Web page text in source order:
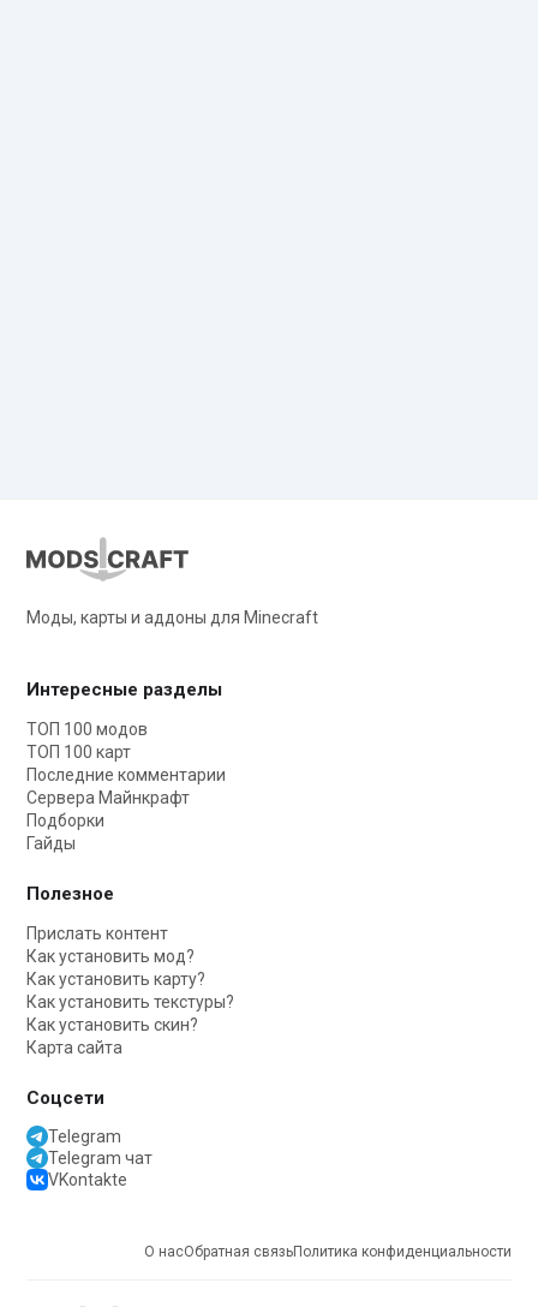
Моды, карты и аддоны для Minecraft
Интересные разделы
ТОП 100 модов
ТОП 100 карт
Последние комментарии
Сервера Майнкрафт
Подборки
Гайды
Полезное
Прислать контент
Как установить мод?
Как установить карту?
Как установить текстуры?
Как установить скин?
Карта сайта
Соцсети
Telegram
Telegram чат
VKontakte
О насОбратная связьПолитика конфиденциальности